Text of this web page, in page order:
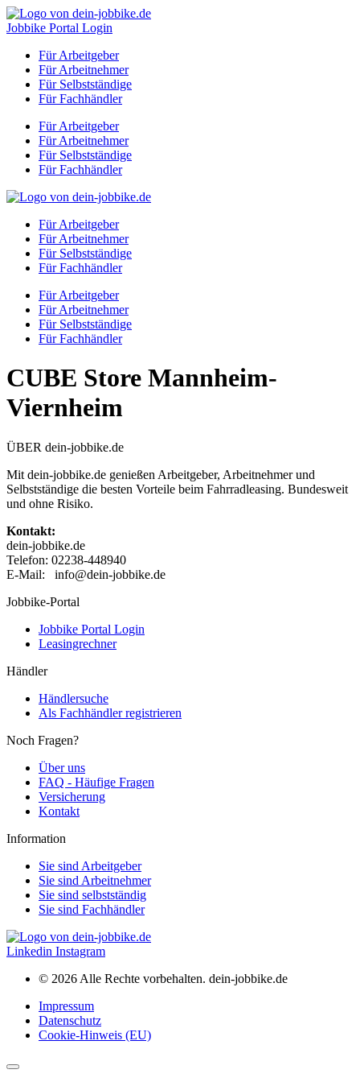
Zum
Inhalt
Jobbike Portal Login
Für Arbeitgeber
Für Arbeitnehmer
Für Selbstständige
Für Fachhändler
Für Arbeitgeber
Für Arbeitnehmer
Für Selbstständige
Für Fachhändler
Für Arbeitgeber
Für Arbeitnehmer
Für Selbstständige
Für Fachhändler
Für Arbeitgeber
Für Arbeitnehmer
Für Selbstständige
Für Fachhändler
CUBE Store Mannheim-
Viernheim
ÜBER dein-jobbike.de
Mit dein-jobbike.de genießen Arbeitgeber, Arbeitnehmer und
Selbstständige die besten Vorteile beim Fahrradleasing. Bundesweit
und ohne Risiko.
Kontakt:
dein-jobbike.de
Telefon: 02238-448940
E-Mail: info@dein-jobbike.de
Jobbike-Portal
Jobbike Portal Login
Leasingrechner
Händler
Händlersuche
Als Fachhändler registrieren
Noch Fragen?
Über uns
FAQ - Häufige Fragen
Versicherung
Kontakt
Information
Sie sind Arbeitgeber
Sie sind Arbeitnehmer
Sie sind selbstständig
Sie sind Fachhändler
Linkedin Instagram
© 2026 Alle Rechte vorbehalten. dein-jobbike.de
Impressum
Datenschutz
Cookie-Hinweis (EU)